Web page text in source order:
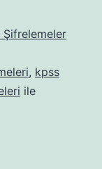
Şifrelemeler
, kpss
ile